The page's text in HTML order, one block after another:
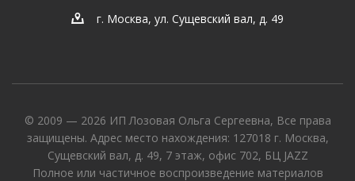
г. Москва, ул. Сущевский вал, д. 49
© 2009 — 2026 ИП Лозовая Ольга Сергеевна, Все права
защищены. Адрес место нахождения: 127018 г. Москва,
Сущевский вал, д. 49, 7 этаж, офис 702, БЦ JAZZ
Полное или частичное воспроизведение материалов